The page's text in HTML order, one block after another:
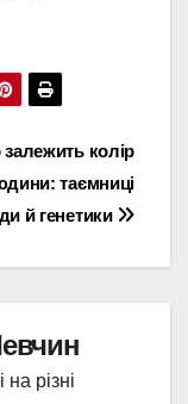
залежить колір
таємниці
й генетики
на різні